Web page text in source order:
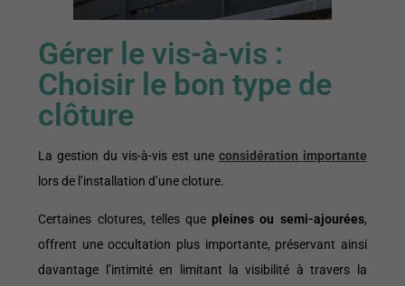
Gérer le vis-à-vis :
Choisir le bon type de
clôture
La gestion du vis-à-vis est une considération importante
lors de l’installation d’une cloture.
Certaines clotures, telles quepleines ou semi-ajourées,
offrent une occultation plus importante, préservant ainsi
davantage l’intimité en limitant la visibilité à travers la